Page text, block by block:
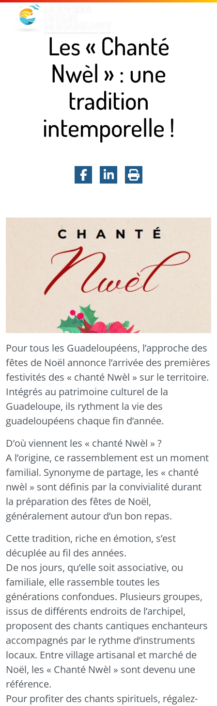
Menu principal
Contenu principal
Pied de page
Les « Chanté
Nwèl » : une
tradition
intemporelle !
Facebook
LinkedInImprimer la
Les « Chanté Nwèl » : une
Pour tous les Guadeloupéens, l’approche des
fêtes de Noël annonce l’arrivée des premières
festivités des « chanté Nwèl » sur le territoire.
Intégrés au patrimoine culturel de la
Guadeloupe, ils rythment la vie des
guadeloupéens chaque fin d’année.
D’où viennent les « chanté Nwèl » ?
A l’origine, ce rassemblement est un moment
familial. Synonyme de partage, les « chanté
nwèl » sont définis par la convivialité durant
la préparation des fêtes de Noël,
généralement autour d’un bon repas.
Cette tradition, riche en émotion, s’est
décuplée au fil des années.
De nos jours, qu’elle soit associative, ou
familiale, elle rassemble toutes les
générations confondues. Plusieurs groupes,
issus de différents endroits de l’archipel,
proposent des chants cantiques enchanteurs
accompagnés par le rythme d’instruments
locaux. Entre village artisanal et marché de
Noël, les « Chanté Nwèl » sont devenu une
référence.
Pour profiter des chants spirituels, régalez-